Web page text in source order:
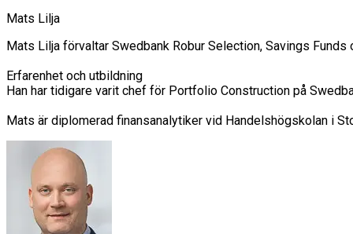
Mats Lilja
Mats Lilja förvaltar Swedbank Robur Selection, Savings
Erfarenhet och utbildning
Han har tidigare varit chef för Portfolio Construction på
Mats är diplomerad finansanalytiker vid Handelshögskolan i